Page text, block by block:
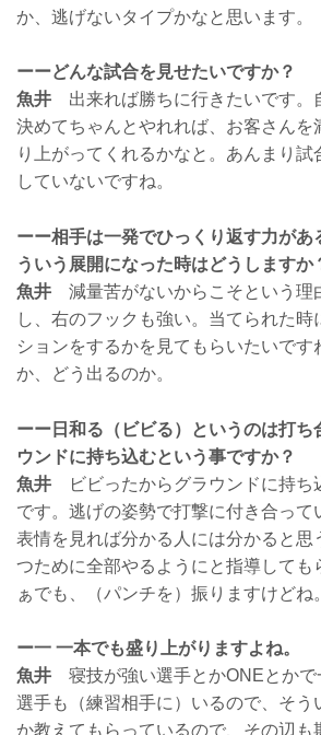
か、逃げないタイプかなと思います。
ーーどんな試合を見せたいですか？
魚井 出来れば勝ちに行きたいです。
決めてちゃんとやれれば、お客さんを
り上がってくれるかなと。あんまり試
していないですね。
ーー相手は一発でひっくり返す力があ
ういう展開になった時はどうしますか
魚井 減量苦がないからこそという理
し、右のフックも強い。当てられた時
ションをするかを見てもらいたいです
か、どう出るのか。
ーー日和る（ビビる）というのは打ち
ウンドに持ち込むという事ですか？
魚井 ビビったからグラウンドに持ち
です。逃げの姿勢で打撃に付き合って
表情を見れば分かる人には分かると思
つために全部やるようにと指導しても
ぁでも、（パンチを）振りますけどね。
ー一 一本でも盛り上がりますよね。
魚井 寝技が強い選手とかONEとかで
選手も（練習相手に）いるので、そう
か教えてもらっているので、その辺も